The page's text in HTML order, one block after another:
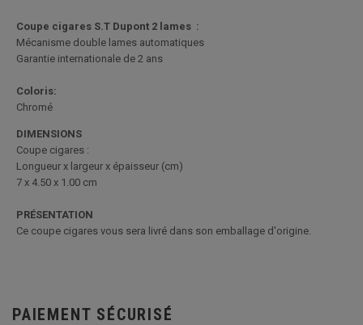
Coupe cigares S.T Dupont 2 lames :
Mécanisme double lames automatiques
Garantie internationale de 2 ans
Coloris:
Chromé
DIMENSIONS
Coupe cigares :
Longueur x largeur x épaisseur (cm)
7 x 4.50 x 1.00 cm
PRÉSENTATION
Ce coupe cigares vous sera livré dans son emballage d'origine.
PAIEMENT SÉCURISÉ